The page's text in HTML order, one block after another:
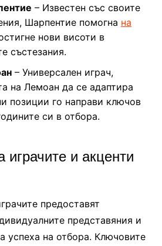
– Известен със своите
Шарпентие помогна на
нови висоти в
състезания.
– Универсален играч,
на Лемоан да се адаптира
позиции го направи ключов
си в отбора.
играчите и акценти
предоставят
представяния и
успеха на отбора. Ключовите